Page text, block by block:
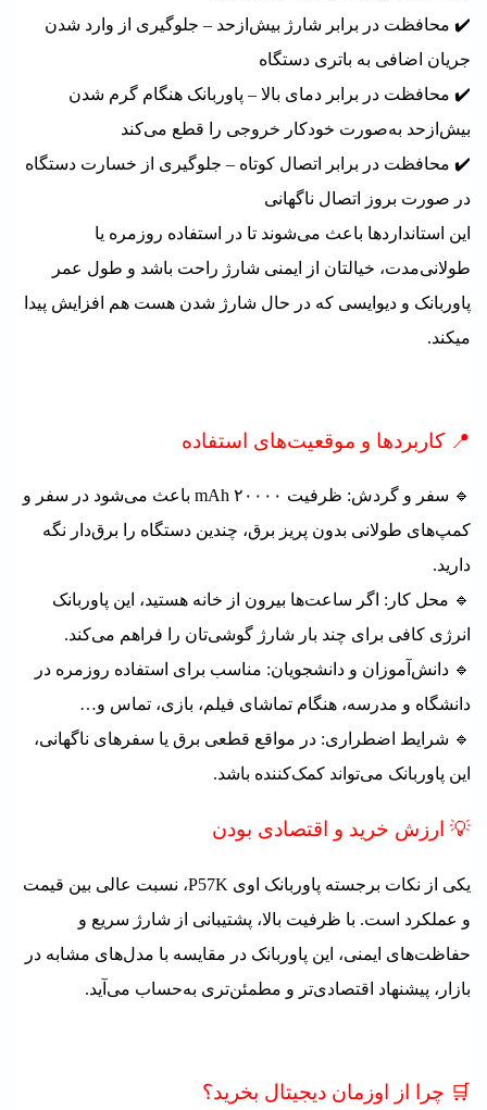
✔️ محافظت در برابر شارژ بیش‌ازحد – جلوگیری از وارد شدن
جریان اضافی به باتری دستگاه
✔️ محافظت در برابر دمای بالا – پاوربانک هنگام گرم شدن
بیش‌ازحد به‌صورت خودکار خروجی را قطع می‌کند
✔️ محافظت در برابر اتصال کوتاه – جلوگیری از خسارت دستگاه
در صورت بروز اتصال ناگهانی
این استانداردها باعث می‌شوند تا در استفاده روزمره یا
طولانی‌مدت، خیالتان از ایمنی شارژ راحت باشد و طول عمر
پاوربانک و دیوایسی که در حال شارژ شدن هست هم افزایش پیدا
میکند.
📍 کاربردها و موقعیت‌های استفاده
🔹 سفر و گردش: ظرفیت ۲۰۰۰۰ mAh باعث می‌شود در سفر و
کمپ‌های طولانی بدون پریز برق، چندین دستگاه را برق‌دار نگه
دارید.
🔹 محل کار: اگر ساعت‌ها بیرون از خانه هستید، این پاوربانک
انرژی کافی برای چند بار شارژ گوشی‌تان را فراهم می‌کند.
🔹 دانش‌آموزان و دانشجویان: مناسب برای استفاده روزمره در
دانشگاه و مدرسه، هنگام تماشای فیلم، بازی، تماس و…
🔹 شرایط اضطراری: در مواقع قطعی برق یا سفرهای ناگهانی،
این پاوربانک می‌تواند کمک‌کننده باشد.
💡 ارزش خرید و اقتصادی بودن
یکی از نکات برجسته پاوربانک اوی
P57K، نسبت عالی بین قیمت
و عملکرد است. با ظرفیت بالا، پشتیبانی از شارژ سریع و
حفاظت‌های ایمنی، این پاوربانک در مقایسه با مدل‌های مشابه در
بازار، پیشنهاد اقتصادی‌تر و مطمئن‌تری به‌حساب می‌آید.
🛒 چرا از اوزمان دیجیتال بخرید؟